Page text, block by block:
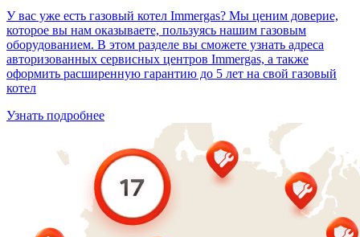
У вас уже есть газовый котел Immergas? Мы ценим доверие,
которое вы нам оказываете, пользуясь нашим газовым
оборудованием. В этом разделе вы сможете узнать адреса
авторизованных сервисных центров Immergas, а также
оформить расширенную гарантию до 5 лет на свой газовый
котел
Узнать подробнее